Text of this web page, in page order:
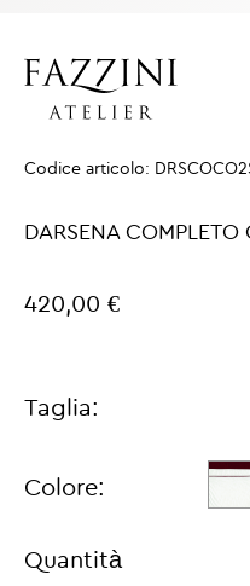
Codice articolo:
DARSENA COMPLETO
420,00 €
Taglia:
Colore:
Quantità